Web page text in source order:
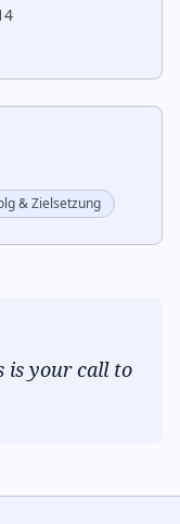
& Zielsetzung
is your call to